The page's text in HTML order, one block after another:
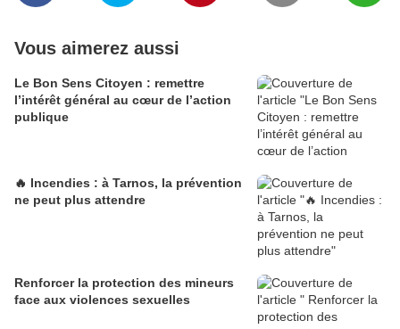
Vous aimerez aussi
Le Bon Sens Citoyen : remettre
l’intérêt général au cœur de l’action
publique
🔥 Incendies : à Tarnos, la prévention
ne peut plus attendre
Renforcer la protection des mineurs
face aux violences sexuelles